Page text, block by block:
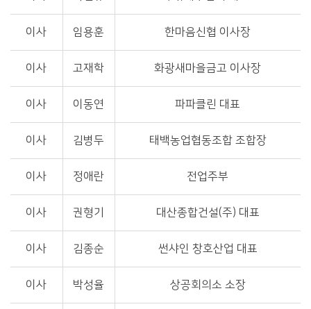
이사 임용훈 한마음신협 이사장
이사 고재학 화광새마을금고 이사장
이사 이동연 파파클린 대표
이사 김병두 태백농업협동조합 조합장
이사 정애란 전업주부
이사 권형기 대산종합건설(주) 대표
이사 김종순 썬샤인 창호산업 대표
이사 박성율 상공회의소 소장